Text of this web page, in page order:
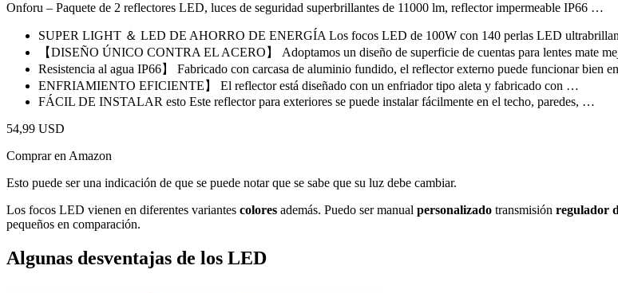
Onforu – Paquete de 2 reflectores LED, luces de seguridad superbrillantes de 11000 lm, reflector impermeable IP66 …
SUPER LIGHT ＆ LED DE AHORRO DE ENERGÍA Los focos LED de 100W con 140 perlas LED
【DISEÑO ÚNICO CONTRA EL ACERO】 Adoptamos un diseño de superficie de cuentas para lentes mate
Resistencia al agua IP66】 Fabricado con carcasa de aluminio fundido, el reflector externo puede funcionar bien
ENFRIAMIENTO EFICIENTE】 El reflector está diseñado con un enfriador tipo aleta y fabricado con …
FÁCIL DE INSTALAR esto Este reflector para exteriores se puede instalar fácilmente en el techo, paredes, …
54,99 USD
Comprar en Amazon
Esto puede ser una indicación de que se puede notar que se sabe que su luz debe cambiar.
Los focos LED vienen en diferentes variantes colores además. Puedo ser manual personalizado transmisión regulador
pequeños en comparación.
Algunas desventajas de los LED